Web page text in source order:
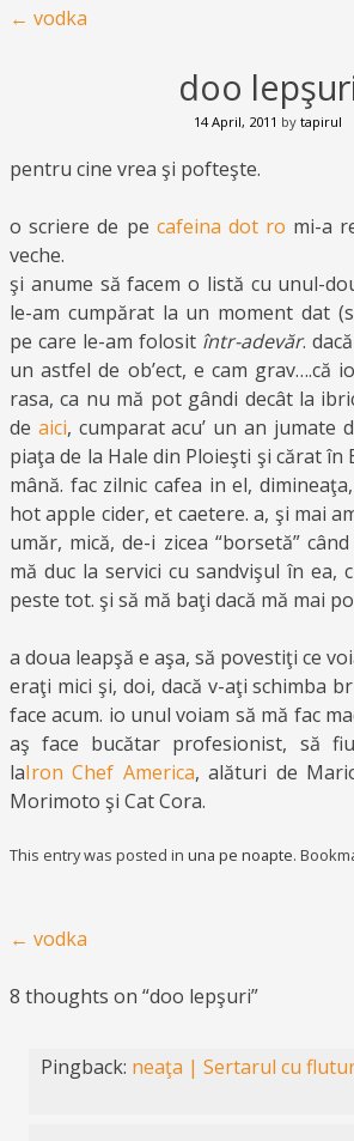
Post navigation
← vodka
doo
14 April, 2011 by tapirul
pentru cine vrea şi pofteşte.
o scriere de pe cafeina dot ro mi-a
veche.
şi anume să facem o listă cu unul-
le-am cumpărat la un moment dat
pe care le-am folosit într-adevăr.
un astfel de ob’ect, e cam grav….că
rasa, ca nu mă pot gândi decât la
de aici, cumparat acu’ un an jumate
piaţa de la Hale din Ploieşti şi cărat în
mână. fac zilnic cafea in el,
hot apple cider, et caetere. a, şi mai
umăr, mică, de-i zicea “borsetă”
mă duc la servici cu sandvişul în ea,
peste tot. şi să mă baţi dacă mă mai
a doua leapşă e aşa, să povestiţi ce
eraţi mici şi, doi, dacă v-aţi schimba
face acum. io unul voiam să mă fac
aş face bucătar profesionist, să
laIron Chef America, alături de
Morimoto şi Cat Cora.
This entry was posted in una pe noapte.
Post navigation
← vodka
8 thoughts on “doo lepşuri”
Pingback: neaţa | Sertarul cu